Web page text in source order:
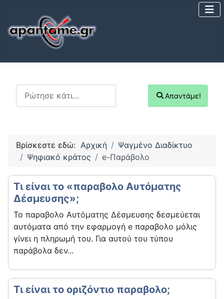
Αναζήτηση...
Απαντάμε!
Βρίσκεστε εδώ: Αρχική
Ψαγμένο Διαδίκτυο
Ψηφιακό κράτος
e-Παράβολο
Τι είναι το «παραβολο Αυτόματης
Δέσμευσης»;
Το παραβολο Αυτόματης Δέσμευσης δεσμεύεται
αυτόματα από την εφαρμογή e παραβολο μόλις
γίνει η πληρωμή του. Για αυτού του τύπου
παράβολα δεν...
Τι είναι το οριζόντιο παραβολο;